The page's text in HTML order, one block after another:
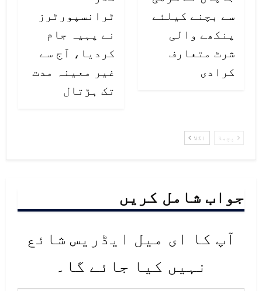
سے بچنے کیلئے
پنکھے والی
شرٹ متعارف
کرادی
ٹرانسپورٹرز
نے پہیہ جام
کردیا، آج سے
غیر معینہ مدت
تک ہڑتال
پچھلا اگلا
جواب شامل کریں
آپ کا ای میل ایڈریس شائع
نہیں کیا جائے گا۔